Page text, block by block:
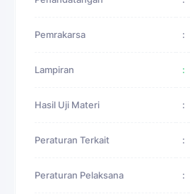
Pemrakarsa :
Lampiran :
Hasil Uji Materi :
Peraturan Terkait :
Peraturan Pelaksana :